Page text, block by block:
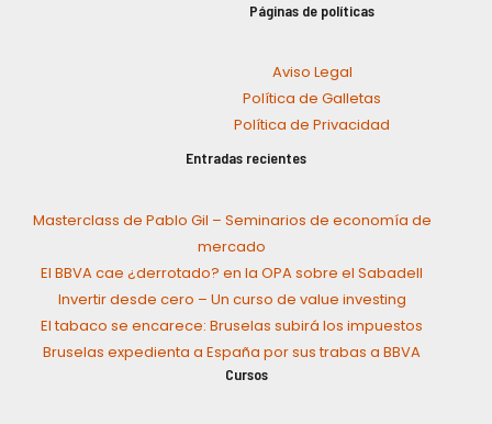
Páginas de políticas
Aviso Legal
Política de Galletas
Política de Privacidad
Entradas recientes
Masterclass de Pablo Gil – Seminarios de economía de
mercado
El BBVA cae ¿derrotado? en la OPA sobre el Sabadell
Invertir desde cero – Un curso de value investing
El tabaco se encarece: Bruselas subirá los impuestos
Bruselas expedienta a España por sus trabas a BBVA
Cursos